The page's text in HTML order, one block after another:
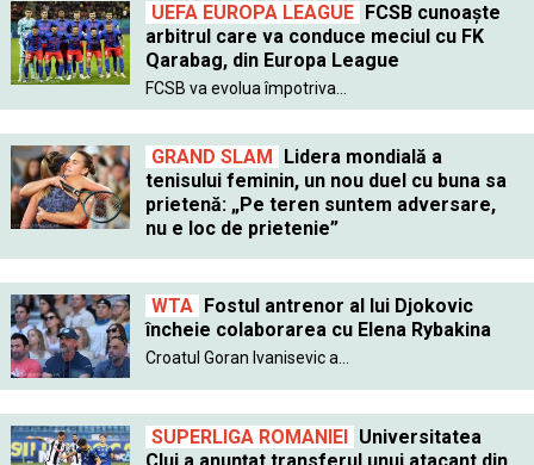
UEFA EUROPA LEAGUE
FCSB cunoaște
arbitrul care va conduce meciul cu FK
Qarabag, din Europa League
FCSB va evolua împotriva...
GRAND SLAM
Lidera mondială a
tenisului feminin, un nou duel cu buna sa
prietenă: „Pe teren suntem adversare,
nu e loc de prietenie”
WTA
Fostul antrenor al lui Djokovic
încheie colaborarea cu Elena Rybakina
Croatul Goran Ivanisevic a...
SUPERLIGA ROMANIEI
Universitatea